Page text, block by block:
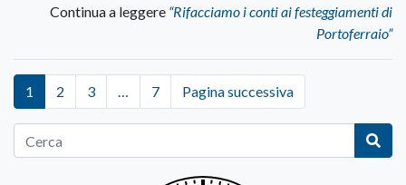
Continua a leggere “Rifacciamo i conti ai festeggiamenti di
Portoferraio”
1 2 3 … 7 Pagina successiva